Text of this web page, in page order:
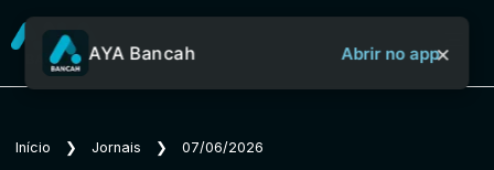
Sobre o Aya Bancah
AYA Bancah Abrir no app×
Início ❯ Jornais ❯ 07/06/2026